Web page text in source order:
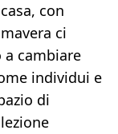
con
ci
cambiare
individui e
di